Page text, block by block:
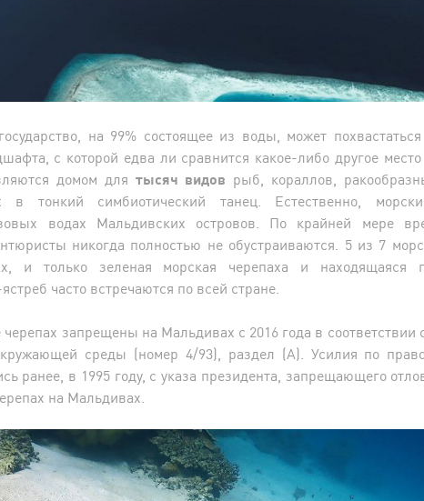
на 99% состоящее из воды, может
с которой едва ли сравнится какое-либо другое
домом для тысяч видов рыб, кораллов,
в тонкий симбиотический танец. Естественно,
водах Мальдивских островов. По крайней мере
никогда полностью не обустраиваются. 5 из 7
и только зеленая морская черепаха и находящаяся
часто встречаются по всей стране.
запрещены на Мальдивах с 2016 года в соответствии
среды (номер 4/93), раздел (A). Усилия по
ранее, в 1995 году, с указа президента, запрещающего
на Мальдивах.